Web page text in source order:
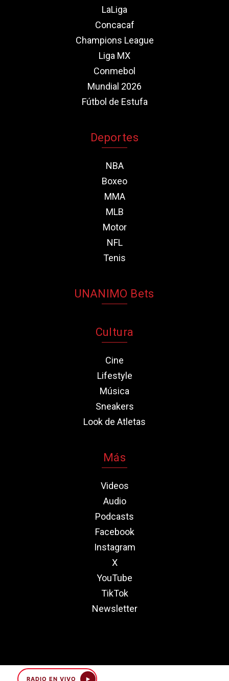
RADIO EN VIVO
LaLiga
Concacaf
Champions League
Liga MX
Conmebol
Mundial 2026
Fútbol de Estufa
Deportes
NBA
Boxeo
MMA
MLB
Motor
NFL
Tenis
UNANIMO Bets
Cultura
Cine
Lifestyle
Música
Sneakers
Look de Atletas
Más
Videos
Audio
Podcasts
Facebook
Instagram
X
YouTube
TikTok
Newsletter